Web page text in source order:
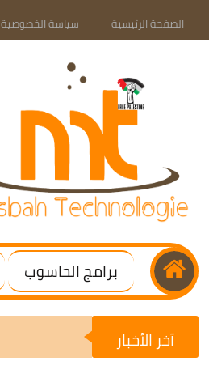
الصفحة الرئيسية سياسة الخصوصية
برامج الحاسوب
آخر الأخبار